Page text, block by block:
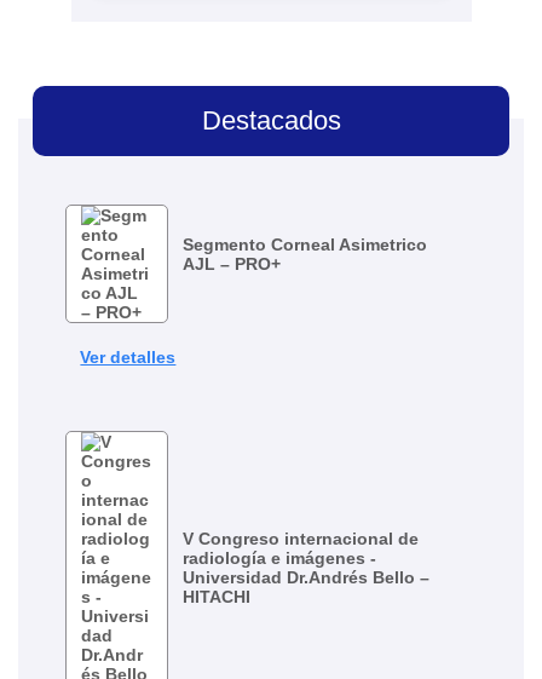
Destacados
Segmento Corneal Asimetrico
AJL – PRO+
Ver detalles
V Congreso internacional de
radiología e imágenes -
Universidad Dr.Andrés Bello –
HITACHI